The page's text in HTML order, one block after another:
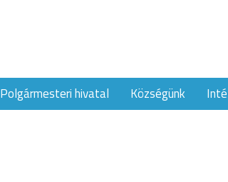
Polgármesteri hivatal Községünk